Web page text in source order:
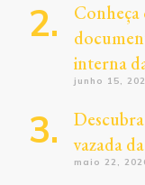
Conheça
interna
junho 15,
vazada
maio 22,